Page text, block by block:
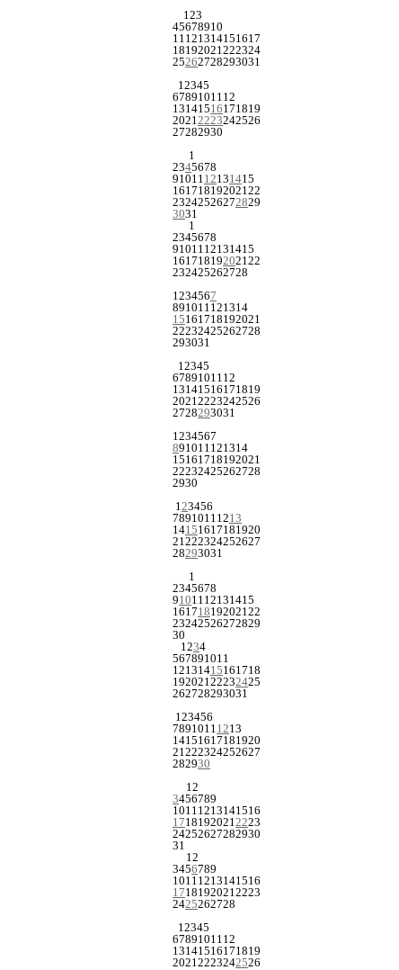
123
45678910
11121314151617
18192021222324
25262728293031
12345
6789101112
13141516171819
20212223242526
27282930
1
2345678
9101112131415
16171819202122
23242526272829
3031
1
2345678
9101112131415
16171819202122
232425262728
1234567
891011121314
15161718192021
22232425262728
293031
12345
6789101112
13141516171819
20212223242526
2728293031
1234567
891011121314
15161718192021
22232425262728
2930
123456
78910111213
14151617181920
21222324252627
28293031
1
2345678
9101112131415
16171819202122
23242526272829
30
1234
567891011
12131415161718
19202122232425
262728293031
123456
78910111213
14151617181920
21222324252627
282930
12
3456789
10111213141516
17181920212223
24252627282930
31
12
3456789
10111213141516
17181920212223
2425262728
12345
6789101112
13141516171819
20212223242526